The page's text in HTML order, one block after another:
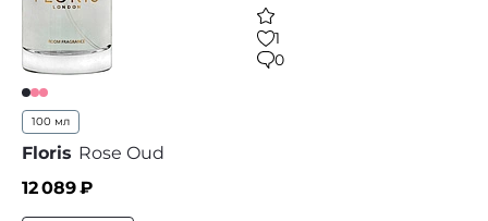
1
0
100 мл
Floris Rose Oud
12 089₽